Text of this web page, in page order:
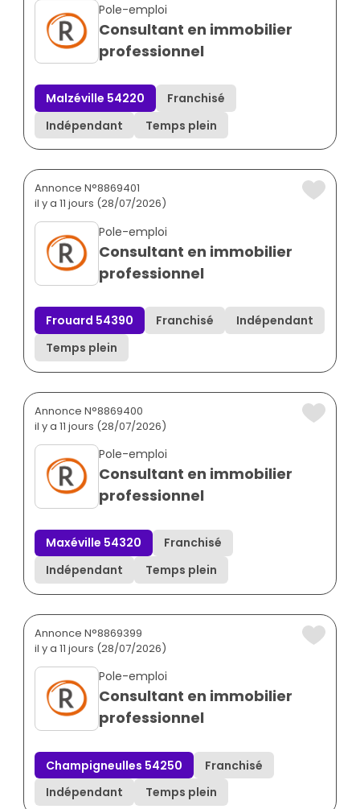
Pole-emploi
Consultant en immobilier
professionnel
Malzéville 54220
Franchisé
Indépendant
Temps plein
Annonce N°8869401
il y a 11 jours (28/07/2026)
Pole-emploi
Consultant en immobilier
professionnel
Frouard 54390 Franchisé
Indépendant
Temps plein
Annonce N°8869400
il y a 11 jours (28/07/2026)
Pole-emploi
Consultant en immobilier
professionnel
Maxéville 54320
Franchisé
Indépendant
Temps plein
Annonce N°8869399
il y a 11 jours (28/07/2026)
Pole-emploi
Consultant en immobilier
professionnel
Champigneulles 54250
Franchisé
Indépendant
Temps plein